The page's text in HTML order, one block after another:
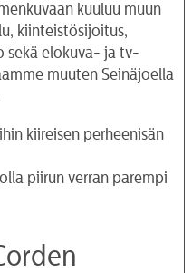
kuuluu muun
kiinteistösijoitus,
sekä elokuva- ja tv-
muuten Seinäjoella
kiireisen perheenisän
piirun verran parempi